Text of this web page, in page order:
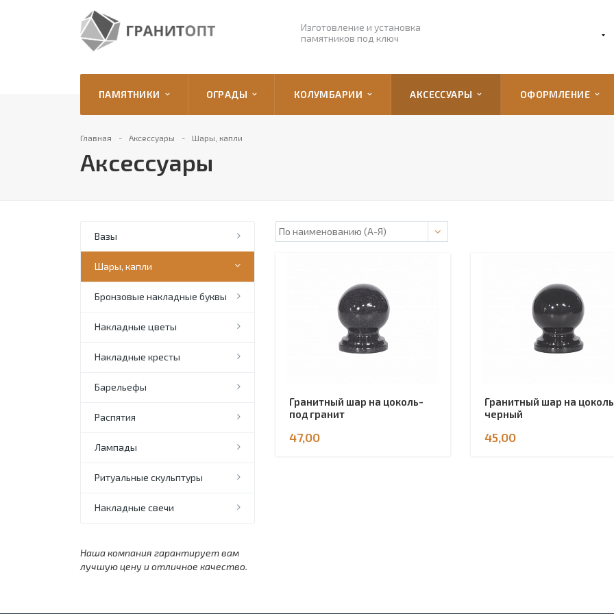
Изготовление и установка
памятников под ключ
ПАМЯТНИКИ ОГРАДЫ КОЛУМБАРИИ АКСЕССУАРЫ ОФОРМЛЕНИЕ
Главная Аксессуары Шары, капли
Аксессуары
Вазы
Шары, капли
Бронзовые накладные буквы
Накладные цветы
Накладные кресты
Барельефы
Распятия
Лампады
Ритуальные скульптуры
Накладные свечи
Наша компания гарантирует вам
лучшую цену и отличное качество.
Гранитный шар на цоколь-
под гранит
47,00
Гранитный шар на
черный
45,00